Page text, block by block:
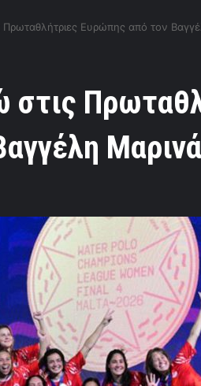
Πρωταθλήτριες Ευρώπης από τον